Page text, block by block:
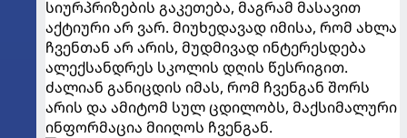
სიურპრიზების გაკეთება, მაგრამ მასავით
აქტიური არ ვარ. მიუხედავად იმისა, რომ ახლა
ჩვენთან არ არის, მუდმივად ინტერესდება
ალექსანდრეს სკოლის დღის წესრიგით.
ძალიან განიცდის იმას, რომ ჩვენგან შორს
არის და ამიტომ სულ ცდილობს, მაქსიმალური
ინფორმაცია მიიღოს ჩვენგან.